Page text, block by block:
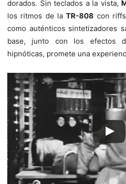
dorados. Sin teclados a la vista,
los ritmos de laTR-808 con
como auténticos sintetizadores
base, junto con los efectos
hipnóticas, promete una